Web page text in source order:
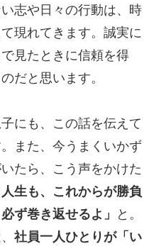
志や日々の行動は、時
現れてきます。誠実に
見たときに信頼を得
だと思います。
にも、この話を伝えて
また、今うまくいかず
たら、こう声をかけた
人生も、これからが勝負
ず巻き返せるよ」
と。
社員一人ひとりが「い